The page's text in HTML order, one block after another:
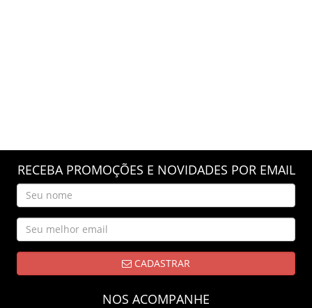
RECEBA PROMOÇÕES E NOVIDADES POR EMAIL
CADASTRAR
NOS ACOMPANHE